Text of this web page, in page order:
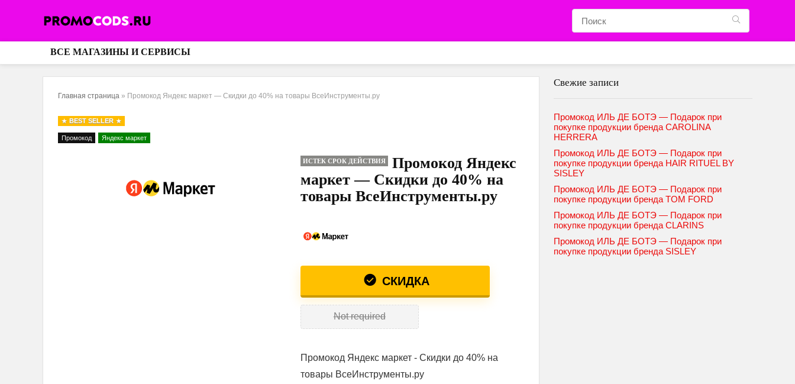
ВСЕ МАГАЗИНЫ И СЕРВИСЫ
Главная страница » Промокод Яндекс маркет — Скидки до 40% на товары ВсеИнструменты.ру
BEST SELLER
Промокод Яндекс маркет
ИСТЕК СРОК ДЕЙСТВИЯ
Промокод Яндекс
маркет — Скидки до 40% на
товары ВсеИнструменты.ру
СКИДКА
Not required
Промокод Яндекс маркет - Скидки до 40% на
товары ВсеИнструменты.ру
Свежие записи
Промокод ИЛЬ ДЕ БОТЭ — Подарок при
покупке продукции бренда CAROLINA
HERRERA
Промокод ИЛЬ ДЕ БОТЭ — Подарок при
покупке продукции бренда HAIR RITUEL BY
SISLEY
Промокод ИЛЬ ДЕ БОТЭ — Подарок при
покупке продукции бренда TOM FORD
Промокод ИЛЬ ДЕ БОТЭ — Подарок при
покупке продукции бренда CLARINS
Промокод ИЛЬ ДЕ БОТЭ — Подарок при
покупке продукции бренда SISLEY